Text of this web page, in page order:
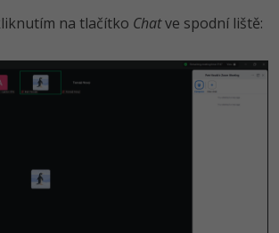
na tlačítko Chatve spodní liště: